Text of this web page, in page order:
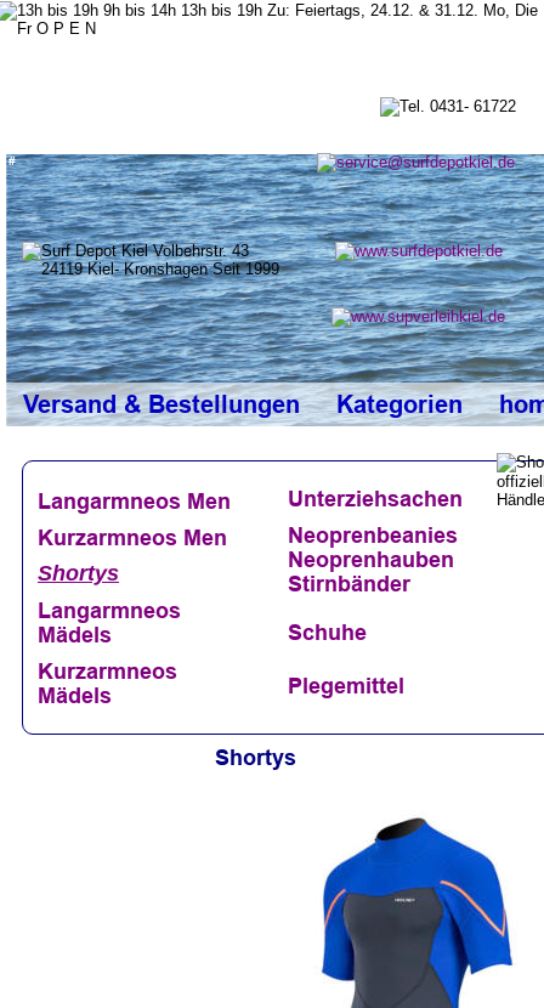
Shortys
Langarmneos Men
Kurzarmneos Men
Shortys
Langarmneos
Mädels
Kurzarmneos
Mädels
Unterziehsachen
Neoprenbeanies
Neoprenhauben
Stirnbänder
Schuhe
Plegemittel
top
#
Versand & Bestellungen Kategorien